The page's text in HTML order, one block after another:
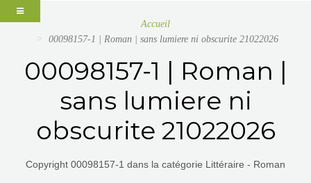
Accueil
00098157-1 | Roman | sans lumiere ni obscurite 21022026
00098157-1 | Roman |
sans lumiere ni
obscurite 21022026
Copyright 00098157-1 dans la catégorie Littéraire - Roman